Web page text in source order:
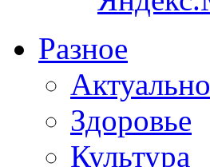
Разное
Актуально
Здоровье
Культура